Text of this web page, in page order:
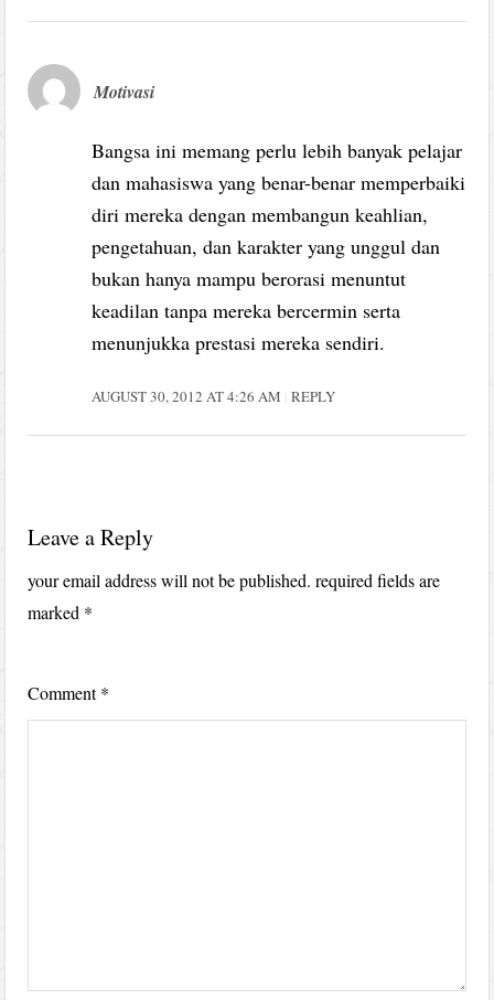
Motivasi
Bangsa ini memang perlu lebih banyak pelajar
dan mahasiswa yang benar-benar memperbaiki
diri mereka dengan membangun keahlian,
pengetahuan, dan karakter yang unggul dan
bukan hanya mampu berorasi menuntut
keadilan tanpa mereka bercermin serta
menunjukka prestasi mereka sendiri.
AUGUST 30, 2012 AT 4:26 AM REPLY
Leave a Reply
your email address will not be published. required fields are
marked *
Comment*